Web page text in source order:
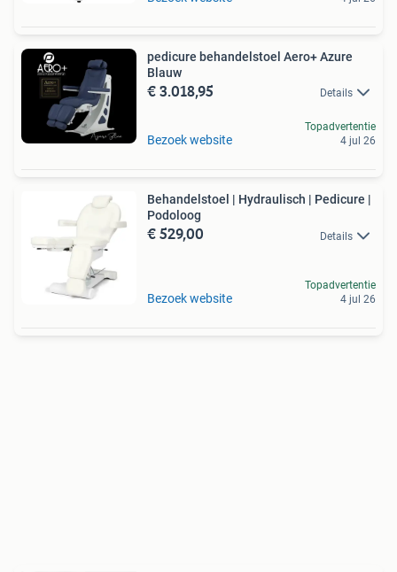
pedicure behandelstoel Aero+ Azure
Blauw
€ 3.018,95 Details
Bezoek website
Topadvertentie
4 jul 26
Behandelstoel | Hydraulisch | Pedicure |
Podoloog
€ 529,00 Details
Bezoek website
Topadvertentie
4 jul 26